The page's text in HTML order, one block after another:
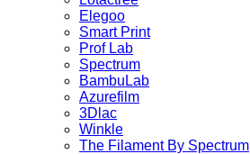
Elegoo
Smart Print
Prof Lab
Spectrum
BambuLab
Azurefilm
3Dlac
Winkle
The Filament By Spectrum